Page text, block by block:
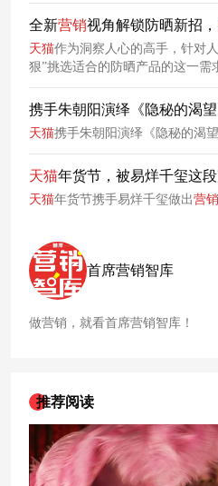
全新营销视角解锁防晒新招，
天猫作为洞察人心的高手，针对
狠”挑选适合的防晒产品的这一需
式，以「升级你的防晒新段位」
的疑问对敏感肌防晒、美白防晒
防晒五个趋势品类进行趣味解析
将防晒品类玩出新花样，引爆社
携手朱朝阳演绎《隐秘的渴
天猫携手朱朝阳演绎《隐秘的渴
天猫年货节，被易烊千玺这
天猫年货节携手易烊千玺做出营销
首席营销智库
做营销，就看首席营销智库！
推荐阅读